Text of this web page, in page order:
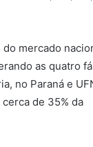
mercado
as quatro
no Paraná e
de 35% da